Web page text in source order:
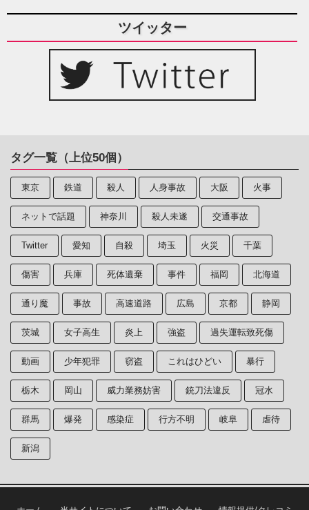
ツイッター
タグ一覧（上位50個）
東京 鉄道 殺人 人身事故 大阪 火事
ネットで話題 神奈川 殺人未遂 交通事故
Twitter 愛知 自殺 埼玉 火災 千葉
傷害 兵庫 死体遺棄 事件 福岡 北海道
通り魔 事故 高速道路 広島 京都 静岡
茨城 女子高生 炎上 強盗 過失運転致死傷
動画 少年犯罪 窃盗 これはひどい 暴行
栃木 岡山 威力業務妨害 銃刀法違反 冠水
群馬 爆発 感染症 行方不明 岐阜 虐待
新潟